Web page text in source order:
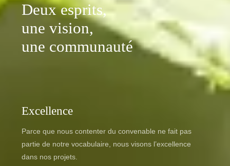
Deux esprits,
une vision,
une communauté
Excellence
Parce que nous contenter du convenable ne fait pas
partie de notre vocabulaire, nous visons l’excellence
dans nos projets.